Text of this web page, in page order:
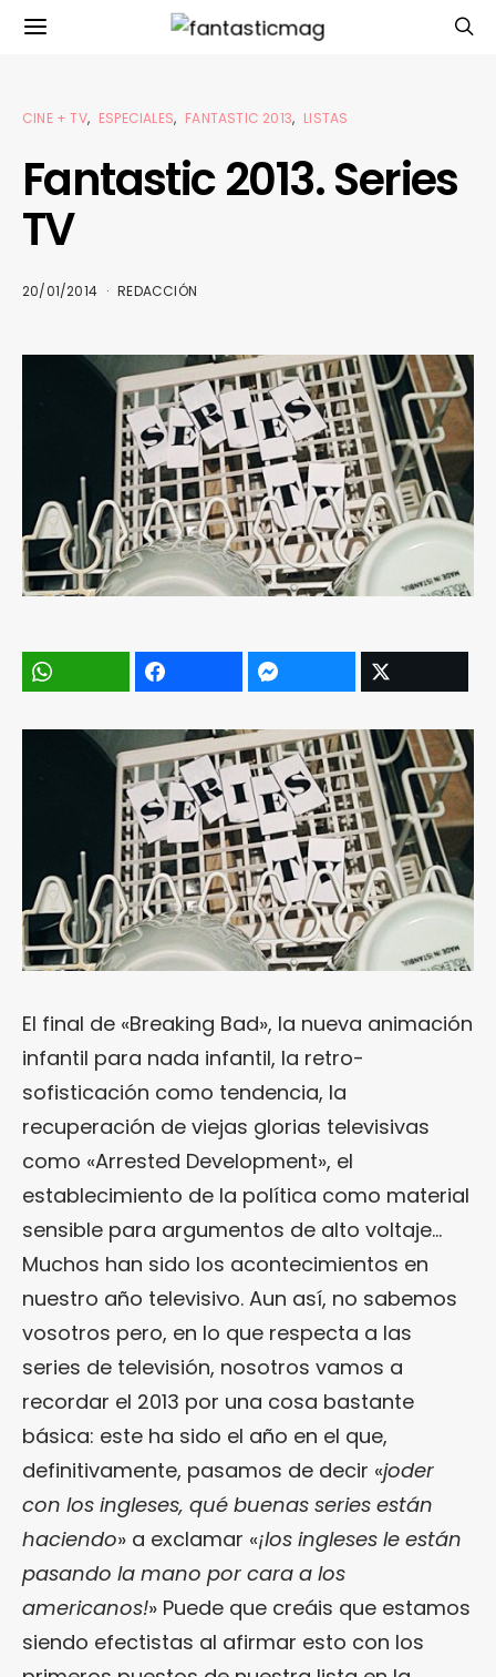
CINE + TV ESPECIALES FANTASTIC 2013 LISTAS
Fantastic 2013. Series
TV
20/01/2014 REDACCIÓN
El final de «Breaking Bad», la nueva animación
infantil para nada infantil, la retro-
sofisticación como tendencia, la
recuperación de viejas glorias televisivas
como «Arrested Development», el
establecimiento de la política como material
sensible para argumentos de alto voltaje…
Muchos han sido los acontecimientos en
nuestro año televisivo. Aun así, no sabemos
vosotros pero, en lo que respecta a las
series de televisión, nosotros vamos a
recordar el 2013 por una cosa bastante
básica: este ha sido el año en el que,
definitivamente, pasamos de decir «joder
con los ingleses, qué buenas series están
haciendo» a exclamar «¡los ingleses le están
pasando la mano por cara a los
americanos!» Puede que creáis que estamos
siendo efectistas al afirmar esto con los